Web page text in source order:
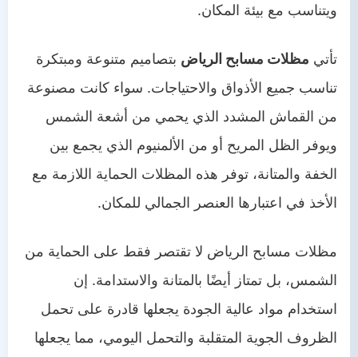
ويتناسب مع بيئة المكان.
تأتي مظلات مسابح الرياض بتصاميم متنوعة ومبتكرة
تناسب جميع الأذواق والاحتياجات. سواء كانت مصنوعة
من القماش المشدد الذي يحمي من أشعة الشمس
ويوفر الظل المريح أو من الألمنيوم الذي يجمع بين
الخفة والمتانة، توفر هذه المظلات الحماية اللازمة مع
الأخذ في اعتبارها العنصر الجمالي للمكان.
مظلات مسابح الرياض لا تقتصر فقط على الحماية من
الشمس، بل تمتاز أيضًا بالمتانة والاستدامة. إن
استخدام مواد عالية الجودة يجعلها قادرة على تحمل
الظروف الجوية المتقلبة والتحمل اليومي، مما يجعلها